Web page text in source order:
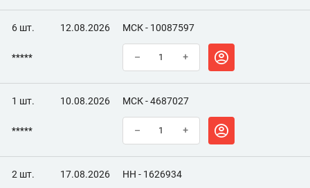
6 шт. 12.08.2026 МСК - 10087597
***** – +
1 шт. 10.08.2026 МСК - 4687027
***** – +
2 шт. 17.08.2026 НН - 1626934